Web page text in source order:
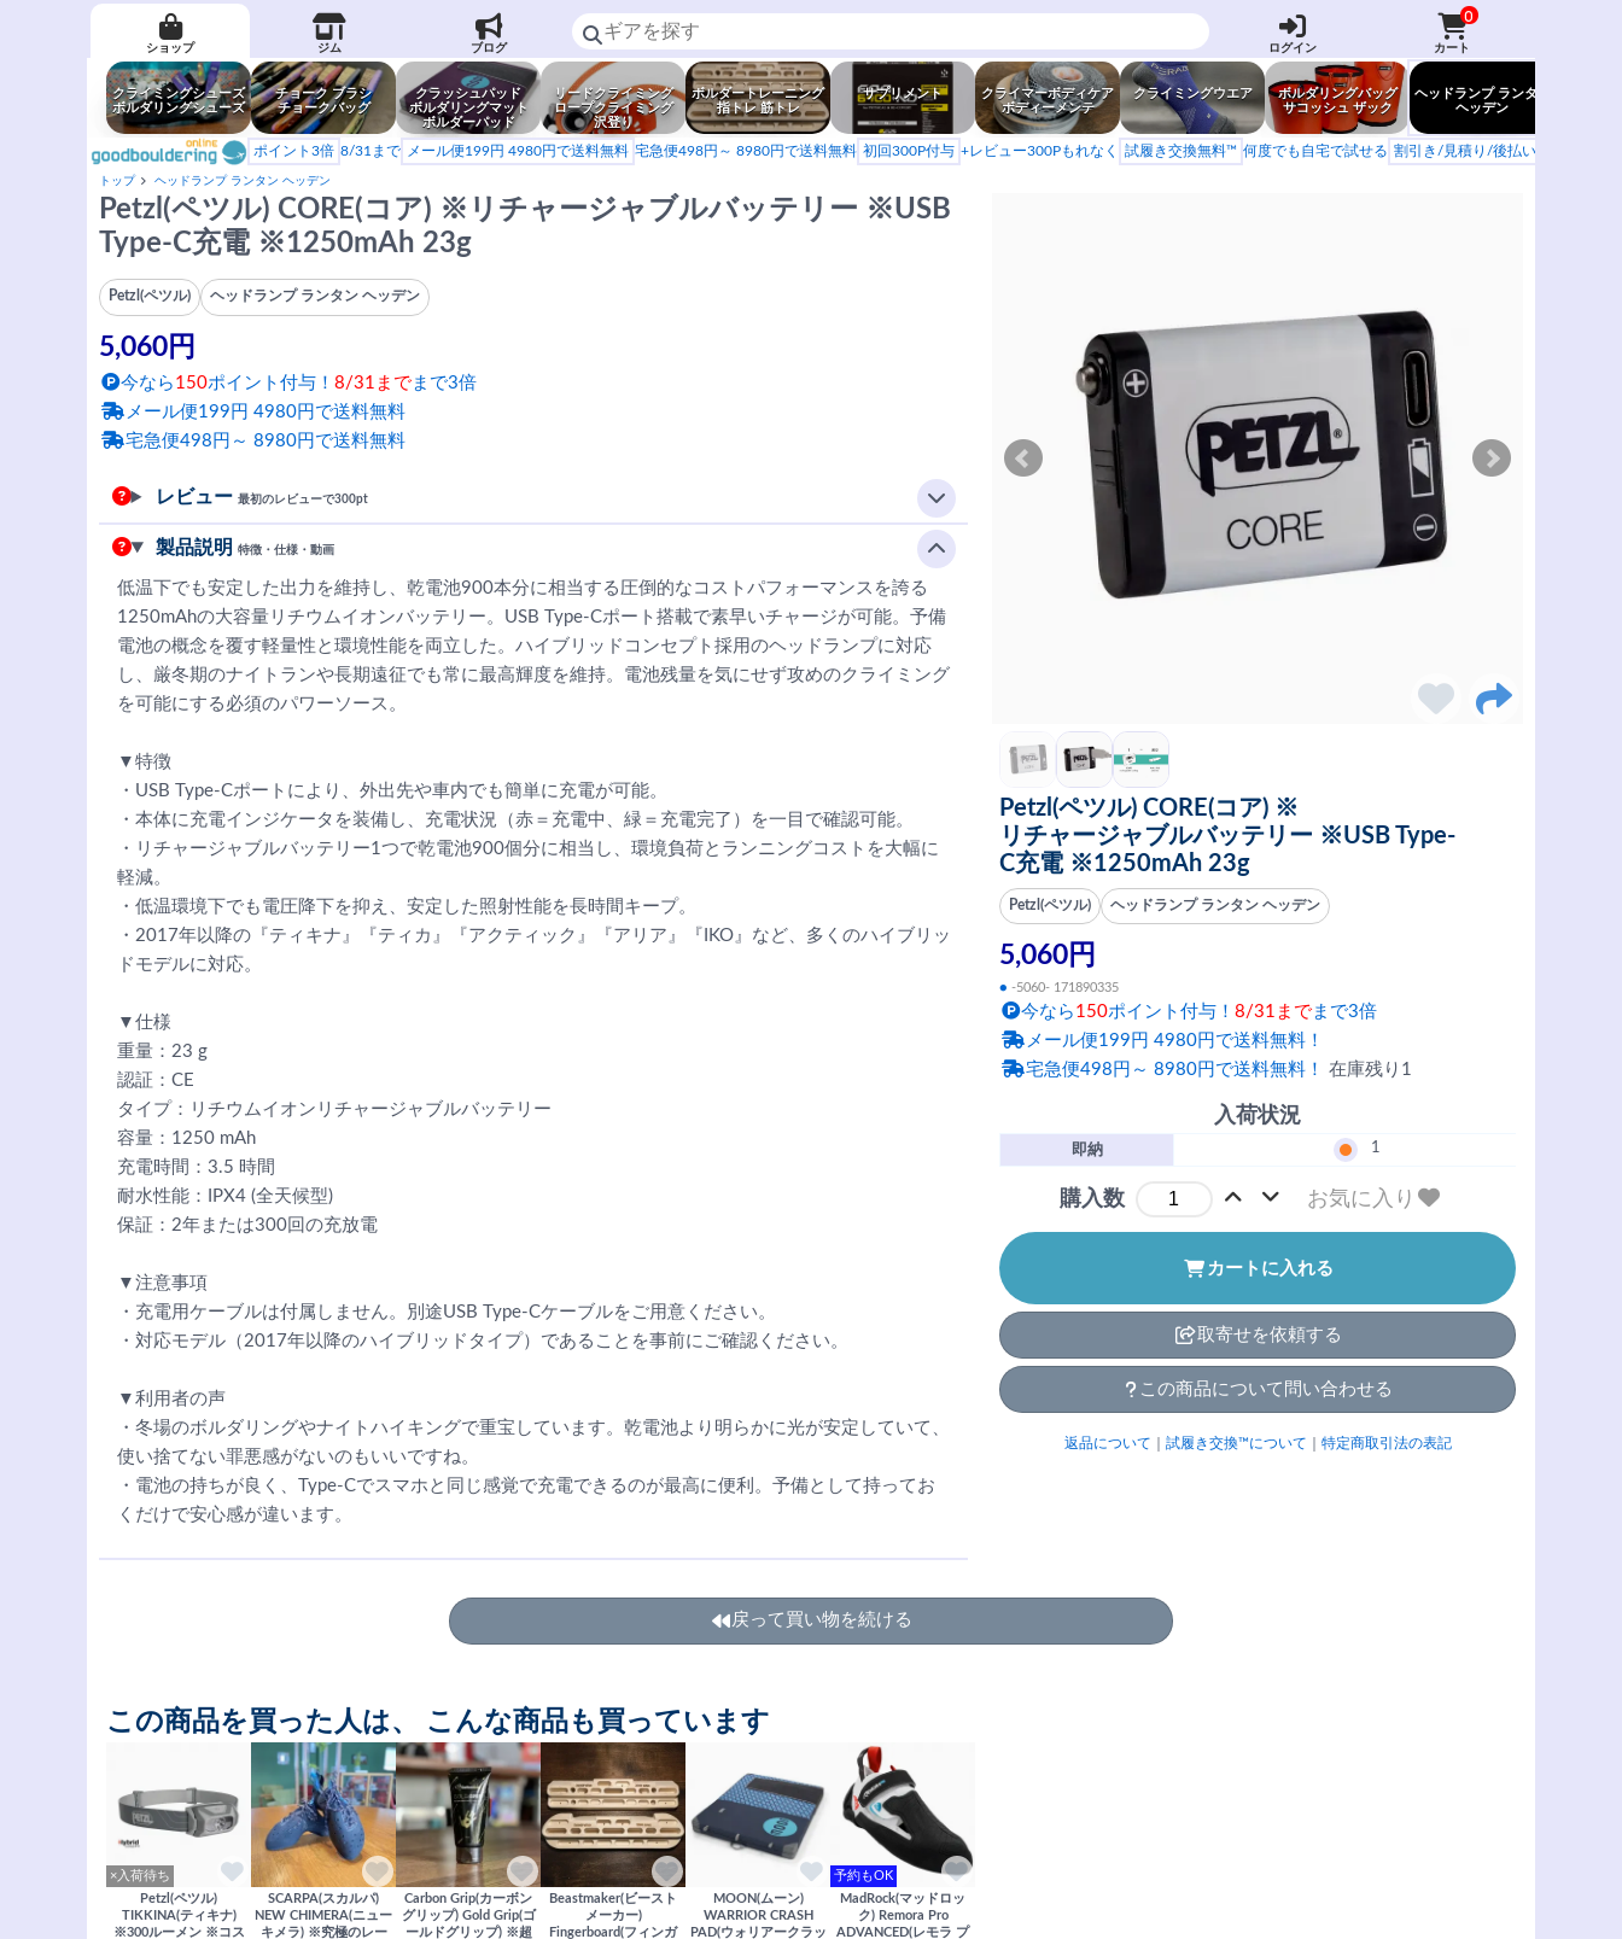
ショップ ジム ブログ ログイン
0
カート
クライミングシューズ
ボルダリングシューズ
チョーク ブラシ
チョークバッグ
クラッシュパッド
ボルダリングマット
ボルダーパッド
リードクライミング
ロープクライミング
沢登り
ボルダートレーニング
指トレ 筋トレ
サプリメント
クライマーボディケア
ボディーメンテ
クライミングウエア
ボルダリングバッグ
サコッシュ ザック
ヘッドランプ ランタン
ヘッデン
ポイント3倍 8/31まで メール便199円 4980円で送料無料 宅急便498円～ 8980円で送料無料 初回300P付与 +レビュー300Pもれなく 試履き交換無料™ 何度でも自宅で試せる 割引き/見積り/後払い
トップ ヘッドランプ ランタン ヘッデン
Petzl(ペツル) CORE(コア) ※
リチャージャブルバッテリー ※USB Type-
C充電 ※1250mAh 23g
Petzl(ペツル) ヘッドランプ ランタン ヘッデン
5,060円
● -5060- 171890335
今なら 150ポイント付与！ 8/31まで まで3倍
メール便199円 4980円で送料無料！
宅急便498円～ 8980円で送料無料！ 在庫残り1
入荷状況
即納 1
購入数 お気に入り
カートに入れる
取寄せを依頼する
この商品について問い合わせる
返品について 試履き交換™について 特定商取引法の表記
Petzl(ペツル) CORE(コア) ※リチャージャブルバッテリー ※USB
Type-C充電 ※1250mAh 23g
Petzl(ペツル) ヘッドランプ ランタン ヘッデン
5,060円
今なら 150ポイント付与！ 8/31まで まで3倍
メール便199円 4980円で送料無料
宅急便498円～ 8980円で送料無料
レビュー 最初のレビューで300pt
製品説明 特徴・仕様・動画
低温下でも安定した出力を維持し、乾電池900本分に相当する圧倒的なコストパフォーマンスを誇る
1250mAhの大容量リチウムイオンバッテリー。USB Type-Cポート搭載で素早いチャージが可能。予備
電池の概念を覆す軽量性と環境性能を両立した。ハイブリッドコンセプト採用のヘッドランプに対応
し、厳冬期のナイトランや長期遠征でも常に最高輝度を維持。電池残量を気にせず攻めのクライミング
を可能にする必須のパワーソース。
▼特徴
・USB Type-Cポートにより、外出先や車内でも簡単に充電が可能。
・本体に充電インジケータを装備し、充電状況（赤＝充電中、緑＝充電完了）を一目で確認可能。
・リチャージャブルバッテリー1つで乾電池900個分に相当し、環境負荷とランニングコストを大幅に
軽減。
・低温環境下でも電圧降下を抑え、安定した照射性能を長時間キープ。
・2017年以降の『ティキナ』『ティカ』『アクティック』『アリア』『IKO』など、多くのハイブリッ
ドモデルに対応。
▼仕様
重量：23 g
認証：CE
タイプ：リチウムイオンリチャージャブルバッテリー
容量：1250 mAh
充電時間：3.5 時間
耐水性能：IPX4 (全天候型)
保証：2年または300回の充放電
▼注意事項
・充電用ケーブルは付属しません。別途USB Type-Cケーブルをご用意ください。
・対応モデル（2017年以降のハイブリッドタイプ）であることを事前にご確認ください。
▼利用者の声
・冬場のボルダリングやナイトハイキングで重宝しています。乾電池より明らかに光が安定していて、
使い捨てない罪悪感がないのもいいですね。
・電池の持ちが良く、Type-Cでスマホと同じ感覚で充電できるのが最高に便利。予備として持ってお
くだけで安心感が違います。
戻って買い物を続ける
この商品を買った人は、 こんな商品も買っています
×入荷待ち
Petzl(ペツル)
TIKKINA(ティキナ)
※300ルーメン ※コス
SCARPA(スカルパ)
NEW CHIMERA(ニュー
キメラ) ※究極のレー
Carbon Grip(カーボン
グリップ) Gold Grip(ゴ
ールドグリップ) ※超
Beastmaker(ビースト
メーカー)
Fingerboard(フィンガ
MOON(ムーン)
WARRIOR CRASH
PAD(ウォリアークラッ
予約もOK
MadRock(マッドロッ
ク) Remora Pro
ADVANCED(レモラ プ